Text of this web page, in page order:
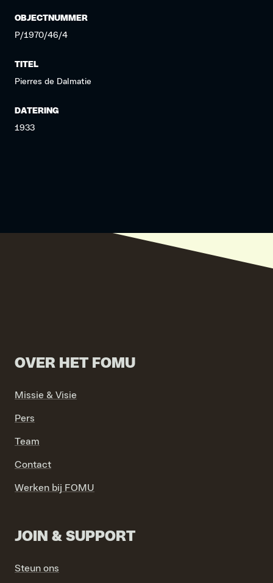
OBJECTNUMMER
P/1970/46/4
TITEL
Pierres de Dalmatie
DATERING
1933
OVER HET FOMU
Missie & Visie
Pers
Team
Contact
Werken bij FOMU
JOIN & SUPPORT
Steun ons